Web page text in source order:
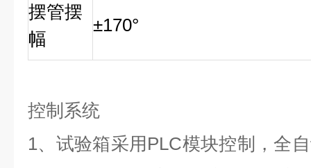
摆管摆
幅
±170°
控制系统
1、试验箱采用PLC模块控制，全